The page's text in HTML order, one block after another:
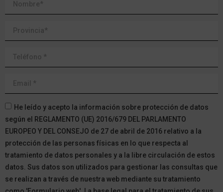
He leído y acepto la información sobre protección de datos
según el REGLAMENTO (UE) 2016/679 DEL PARLAMENTO
EUROPEO Y DEL CONSEJO de 27 de abril de 2016 relativo a la
protección de las personas físicas en lo que respecta al
tratamiento de datos personales y a la libre circulación de estos
datos. Sus datos son utilizados para gestionar las consultas que
se realizan a través de nuestra web mediante su tratamiento